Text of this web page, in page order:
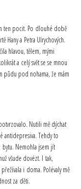
ten pocit. Po dlouhé době
Hany a Petra Ulrychových.
hlavou, tělem, mými
a celý svět se se mnou
půdu pod nohama, že mám
Nutili mě dýchat
antidepresiva. Tehdy to
bytu. Nemohla jsem jít
všude dovézt. I tak,
i doma. Polévaly mě
za děti.